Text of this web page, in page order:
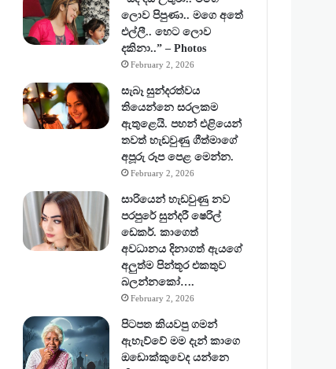
ලොව පිපුණා.. මගෙ අතේ
එල්ලී.. හෙට ලොව
දකිනා..” – Photos
February 2, 2026
සැබෑ සුන්දරත්වය
තියෙන්නෙ සරලකම
ඇතුළෙයි. පහන් එළියෙන්
තවත් හැඩවුණු ගීත්මාගේ
අපූරු රූප පෙළ මෙන්න.
February 2, 2026
සාරියෙන් හැඩවුණු නව
පරපුරේ සුන්දරී ෂෙරිල්
ඩෙකර්. කාගෙත්
අවධානය දිනාගත් ඇයගේ
අලුත්ම පින්තූර එකතුව
බලන්නකෝ….
February 2, 2026
පිටපත කියවපු ගමන්
ඇහැව්වේ මම දැන් කාගෙ
ඔඩොක්කුවෙද යන්නෙ